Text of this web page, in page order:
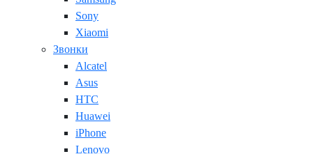
Sony
Xiaomi
Звонки
Alcatel
Asus
HTC
Huawei
iPhone
Lenovo